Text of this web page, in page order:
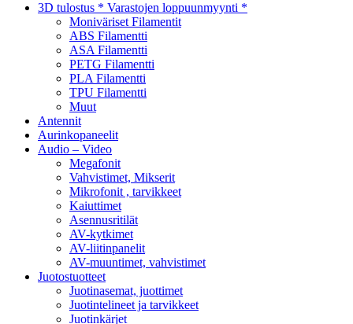
3D tulostus * Varastojen loppuunmyynti *
Moniväriset Filamentit
ABS Filamentti
ASA Filamentti
PETG Filamentti
PLA Filamentti
TPU Filamentti
Muut
Antennit
Aurinkopaneelit
Audio – Video
Megafonit
Vahvistimet, Mikserit
Mikrofonit , tarvikkeet
Kaiuttimet
Asennusritilät
AV-kytkimet
AV-liitinpanelit
AV-muuntimet, vahvistimet
Juotostuotteet
Juotinasemat, juottimet
Juotintelineet ja tarvikkeet
Juotinkärjet